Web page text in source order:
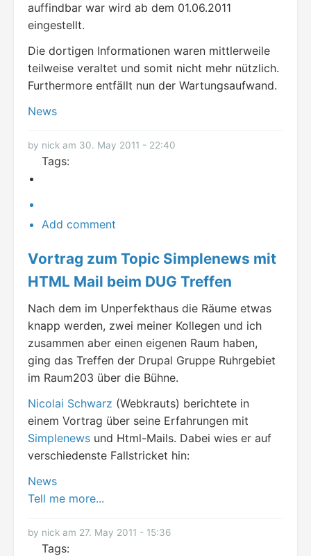
auffindbar war wird ab dem 01.06.2011
eingestellt.
Die dortigen Informationen waren mittlerweile
teilweise veraltet und somit nicht mehr nützlich.
Furthermore entfällt nun der Wartungsaufwand.
News
by nick am 30. May 2011 - 22:40
Tags:
Add comment
Vortrag zum Topic Simplenews mit
HTML Mail beim DUG Treffen
Nach dem im Unperfekthaus die Räume etwas
knapp werden, zwei meiner Kollegen und ich
zusammen aber einen eigenen Raum haben,
ging das Treffen der Drupal Gruppe Ruhrgebiet
im Raum203 über die Bühne.
Nicolai Schwarz (Webkrauts) berichtete in
einem Vortrag über seine Erfahrungen mit
Simplenews und Html-Mails. Dabei wies er auf
verschiedenste Fallstricket hin:
News
Tell me more...
by nick am 27. May 2011 - 15:36
Tags: